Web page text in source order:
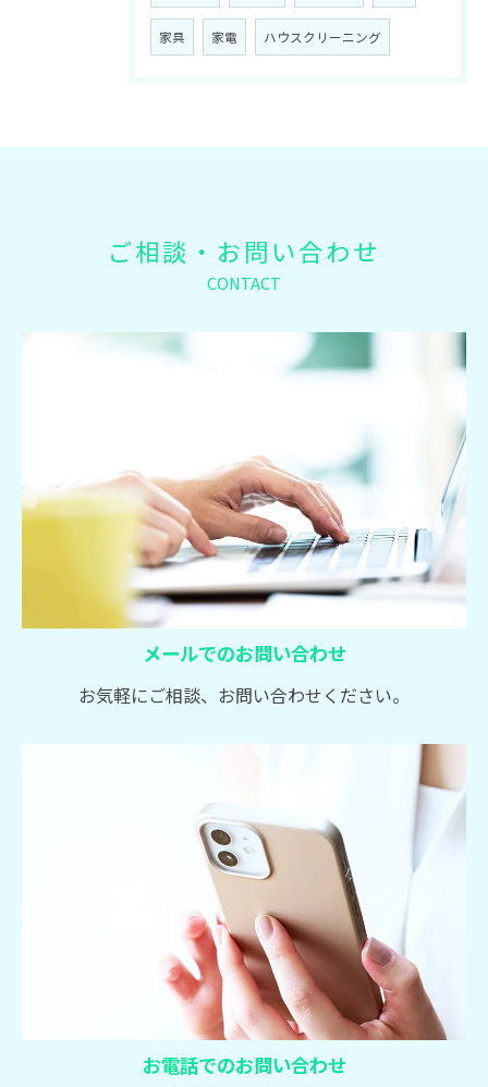
家具 家電 ハウスクリーニング
CONTACT
ご相談・お問い合わせ
メールでのお問い合わせ
お気軽にご相談、お問い合わせください。
お電話でのお問い合わせ